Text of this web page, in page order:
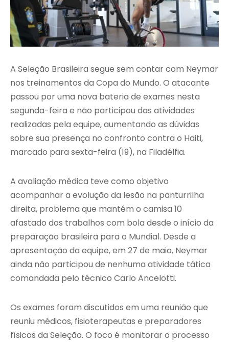
A Seleção Brasileira segue sem contar com Neymar
nos treinamentos da Copa do Mundo. O atacante
passou por uma nova bateria de exames nesta
segunda-feira e não participou das atividades
realizadas pela equipe, aumentando as dúvidas
sobre sua presença no confronto contra o Haiti,
marcado para sexta-feira (19), na Filadélfia.
A avaliação médica teve como objetivo
acompanhar a evolução da lesão na panturrilha
direita, problema que mantém o camisa 10
afastado dos trabalhos com bola desde o início da
preparação brasileira para o Mundial. Desde a
apresentação da equipe, em 27 de maio, Neymar
ainda não participou de nenhuma atividade tática
comandada pelo técnico Carlo Ancelotti.
Os exames foram discutidos em uma reunião que
reuniu médicos, fisioterapeutas e preparadores
físicos da Seleção. O foco é monitorar o processo